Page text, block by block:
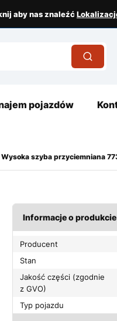
aby nas znaleźć
pojazdów
szyba przyciemniana
Informacje o produkcie
Producent
Stan
Jakość części (zgodnie
z GVO)
Typ pojazdu